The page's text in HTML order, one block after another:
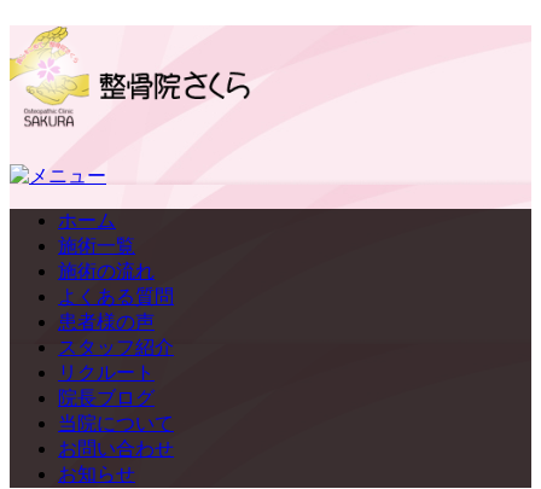
ホーム
施術一覧
施術の流れ
よくある質問
患者様の声
スタッフ紹介
リクルート
院長ブログ
当院について
お問い合わせ
お知らせ